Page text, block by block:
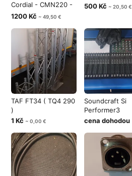
Cordial - CMN220 -
10m.
1200 Kč ~ 49,50 €
500 Kč ~ 20,50 €
TAF FT34 ( TQ4 290
)
1 Kč ~ 0,00 €
Soundcraft Si
Performer3
cena dohodou